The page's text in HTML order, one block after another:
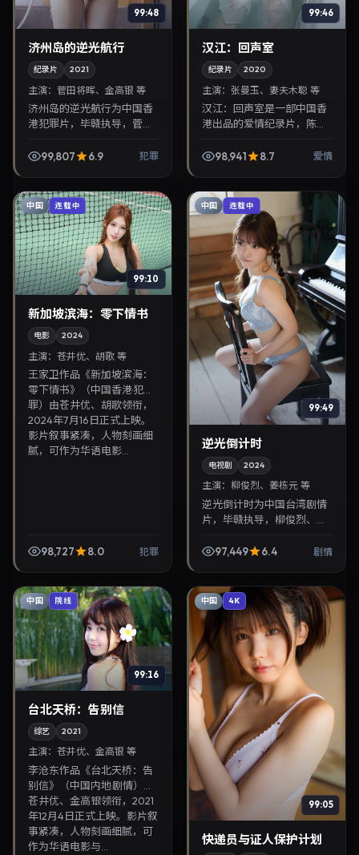
99:48
济州岛的逆光航行
纪录片 2021
主演： 菅田将晖、金高银 等
济州岛的逆光航行为中国香
港犯罪片，毕赣执导，菅田
2021年9月16日首映，讲述
99,807 6.9 犯罪
99:46
汉江：回声室
纪录片 2020
主演：张曼玉、妻夫木聪 等
汉江：回声室是一部中国香
港出品的爱情纪录片，陈哲
等主演，2020年6月28日院
98,941 8.7 爱情
中国 连载中
99:10
新加坡滨海：零下情书
电影 2024
主演： 苍井优、胡歌 等
王家卫作品《新加坡滨海：
零下情书》（中国香港·犯
罪）由苍井优、胡歌领衔，
2024年7月16日正式上映。
影片叙事紧凑，人物刻画细
腻，可作为华语电影...
98,727 8.0 犯罪
中国 连载中
99:49
逆光倒计时
电视剧 2024
主演：柳俊烈、姜栋元 等
逆光倒计时为中国台湾剧情
片，毕赣执导，柳俊烈、姜
26日首映，讲述人性抉择与
97,449 6.4 剧情
中国 院线
99:16
台北天桥：告别信
综艺 2021
主演： 苍井优、金高银 等
李沧东作品《台北天桥：告
别信》（中国内地·剧情）由
苍井优、金高银领衔，2021
年12月4日正式上映。影片叙
事紧凑，人物刻画细腻，可
作为华语电影与...
中国 4K
99:05
快递员与证人保护计划